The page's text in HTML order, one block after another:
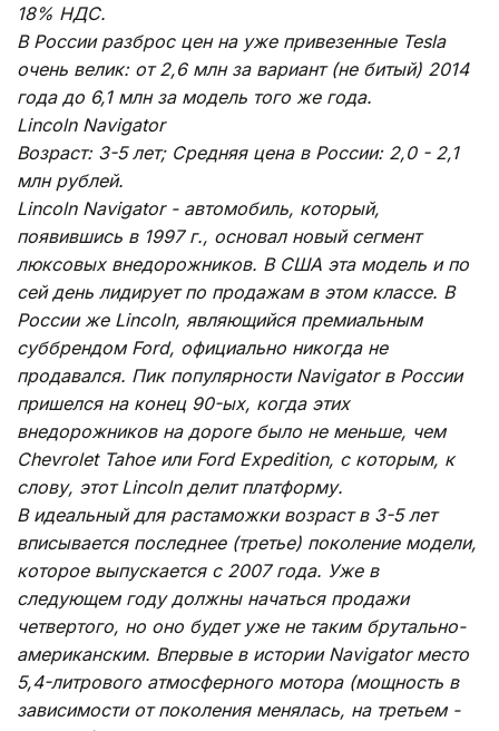
18% НДС.
В России разброс цен на уже привезенные Tesla
очень велик: от 2,6 млн за вариант (не битый) 2014
года до 6,1 млн за модель того же года.
Lincoln Navigator
Возраст: 3-5 лет; Средняя цена в России: 2,0 - 2,1
млн рублей.
Lincoln Navigator - автомобиль, который,
появившись в 1997 г., основал новый сегмент
люксовых внедорожников. В США эта модель и по
сей день лидирует по продажам в этом классе. В
России же Lincoln, являющийся премиальным
суббрендом Ford, официально никогда не
продавался. Пик популярности Navigator в России
пришелся на конец 90-ых, когда этих
внедорожников на дороге было не меньше, чем
Chevrolet Tahoe или Ford Expedition, с которым, к
слову, этот Lincoln делит платформу.
В идеальный для растаможки возраст в 3-5 лет
вписывается последнее (третье) поколение модели,
которое выпускается с 2007 года. Уже в
следующем году должны начаться продажи
четвертого, но оно будет уже не таким брутально-
американским. Впервые в истории Navigator место
5,4-литрового атмосферного мотора (мощность в
зависимости от поколения менялась, на третьем -